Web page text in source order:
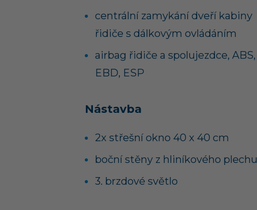
centrální zamykání dveří kabiny
řidiče s dálkovým ovládáním
airbag řidiče a spolujezdce, ABS,
EBD, ESP
Nástavba
2x střešní okno 40 x 40 cm
boční stěny z hliníkového plechu
3. brzdové světlo